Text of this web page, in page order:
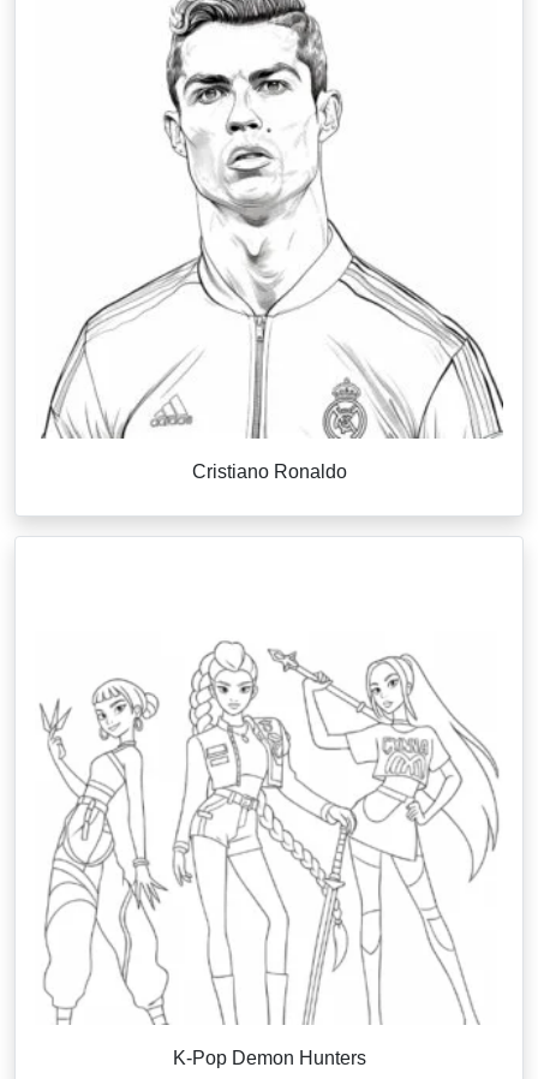
Cristiano Ronaldo
K-Pop Demon Hunters